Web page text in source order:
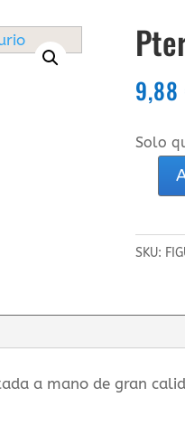
9,88
Solo
Papo
SKU:
a mano de gran